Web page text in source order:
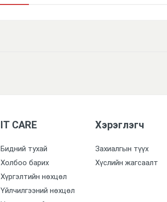
IT CARE
Бидний тухай
Холбоо барих
Хүргэлтийн нөхцөл
Үйлчилгээний нөхцөл
Хэрэглэгч
Захиалгын түүх
Хүслийн жагсаалт